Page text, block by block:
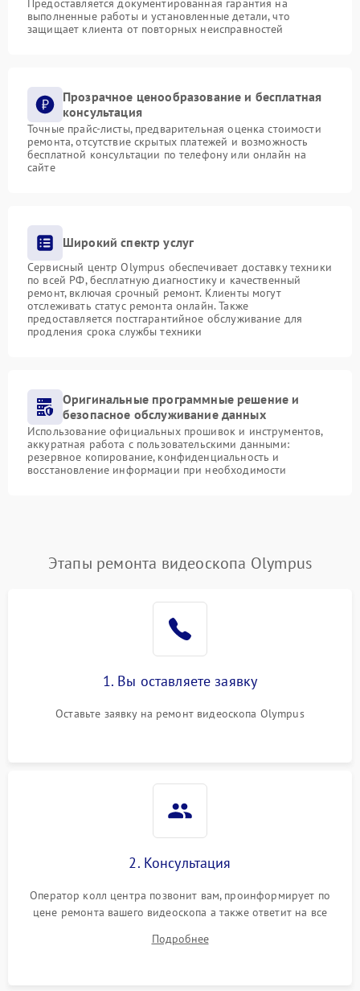
Предоставляется документированная гарантия на
выполненные работы и установленные детали, что
защищает клиента от повторных неисправностей
Прозрачное ценообразование и бесплатная
консультация
Точные прайс-листы, предварительная оценка стоимости
ремонта, отсутствие скрытых платежей и возможность
бесплатной консультации по телефону или онлайн на
сайте
Широкий спектр услуг
Сервисный центр Olympus обеспечивает доставку техники
по всей РФ, бесплатную диагностику и качественный
ремонт, включая срочный ремонт. Клиенты могут
отслеживать статус ремонта онлайн. Также
предоставляется постгарантийное обслуживание для
продления срока службы техники
Оригинальные программные решение и
безопасное обслуживание данных
Использование официальных прошивок и инструментов,
аккуратная работа с пользовательскими данными:
резервное копирование, конфиденциальность и
восстановление информации при необходимости
Этапы ремонта видеоскопа Olympus
1. Вы оставляете заявку
Оставьте заявку на ремонт видеоскопа Olympus
2. Консультация
Оператор колл центра позвонит вам, проинформирует по
цене ремонта вашего видеоскопа а также ответит на все
Подробнее